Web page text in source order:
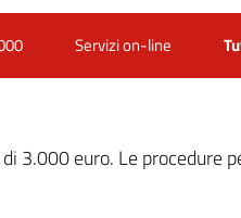
Servizi on-line
3.000 euro. Le procedure